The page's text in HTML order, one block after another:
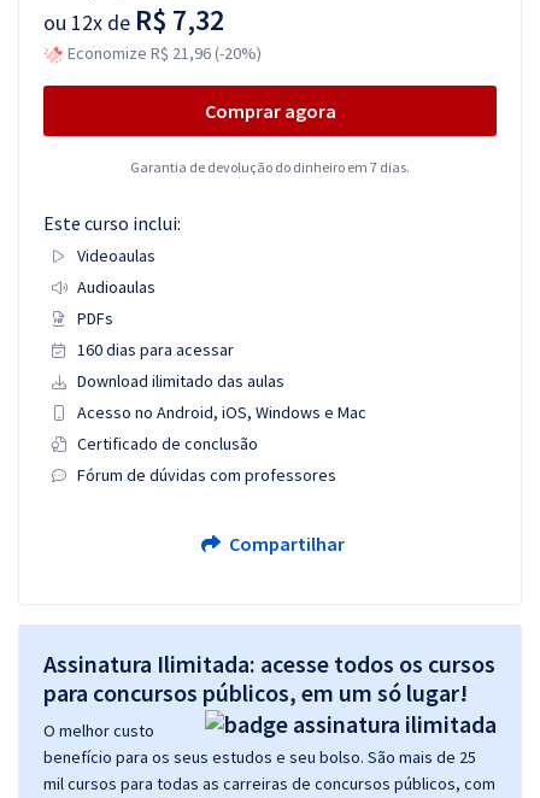
ou 12x de R$ 7,32
Economize R$ 21,96 (-20%)
Comprar agora
Garantia de devolução do dinheiro em 7 dias.
Este curso inclui:
Videoaulas
Audioaulas
PDFs
160 dias para acessar
Download ilimitado das aulas
Acesso no Android, iOS, Windows e Mac
Certificado de conclusão
Fórum de dúvidas com professores
Compartilhar
Assinatura Ilimitada: acesse todos os cursos
para concursos públicos, em um só lugar!
O melhor custo
benefício para os seus estudos e seu bolso. São mais de 25
mil cursos para todas as carreiras de concursos públicos, com